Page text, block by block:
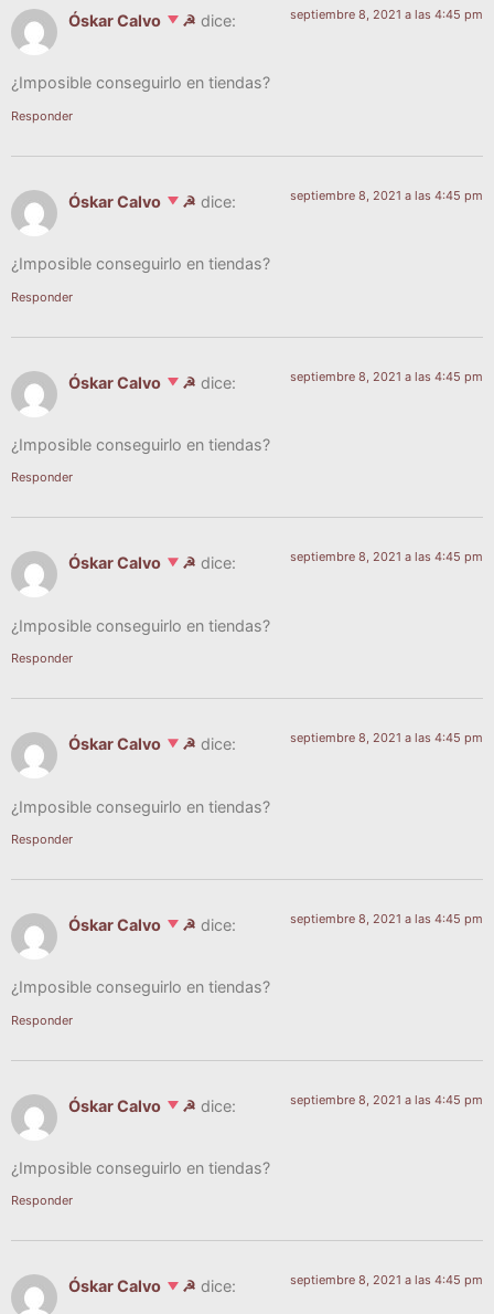
Óskar Calvo ☭ dice: septiembre 8, 2021 a las 4:45 pm
¿Impo­si­ble con­se­guir­lo en tiendas?
Responder
Óskar Calvo ☭ dice: septiembre 8, 2021 a las 4:45 pm
¿Impo­si­ble con­se­guir­lo en tiendas?
Responder
Óskar Calvo ☭ dice: septiembre 8, 2021 a las 4:45 pm
¿Impo­si­ble con­se­guir­lo en tiendas?
Responder
Óskar Calvo ☭ dice: septiembre 8, 2021 a las 4:45 pm
¿Impo­si­ble con­se­guir­lo en tiendas?
Responder
Óskar Calvo ☭ dice: septiembre 8, 2021 a las 4:45 pm
¿Impo­si­ble con­se­guir­lo en tiendas?
Responder
Óskar Calvo ☭ dice: septiembre 8, 2021 a las 4:45 pm
¿Impo­si­ble con­se­guir­lo en tiendas?
Responder
Óskar Calvo ☭ dice: septiembre 8, 2021 a las 4:45 pm
¿Impo­si­ble con­se­guir­lo en tiendas?
Responder
Óskar Calvo ☭ dice: septiembre 8, 2021 a las 4:45 pm